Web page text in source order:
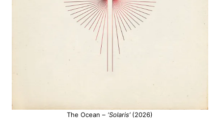
The Ocean – ‘Solaris’(2026)